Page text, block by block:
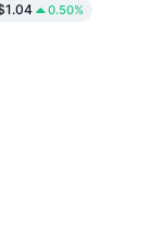
0.50%